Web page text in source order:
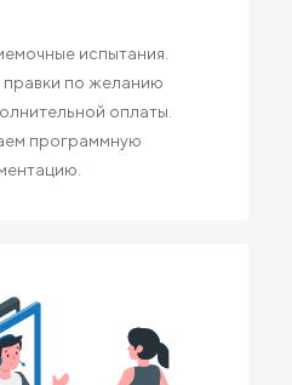
испытания.
по желанию
оплаты.
программную